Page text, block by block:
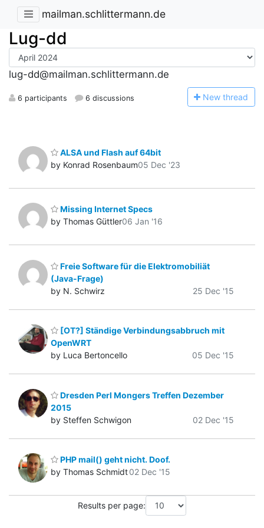
mailman.schlittermann.de
Lug-dd
lug-dd@mailman.schlittermann.de
6 participants 6 discussions New thread
ALSA und Flash auf 64bit
by Konrad Rosenbaum05 Dec '23
Missing Internet Specs
by Thomas Güttler06 Jan '16
Freie Software für die Elektromobiliät
(Java-Frage)
by N. Schwirz
25 Dec '15
[OT?] Ständige Verbindungsabbruch mit
OpenWRT
by Luca Bertoncello
05 Dec '15
Dresden Perl Mongers Treffen Dezember
2015
by Steffen Schwigon
02 Dec '15
PHP mail() geht nicht. Doof.
by Thomas Schmidt02 Dec '15
Results per page: